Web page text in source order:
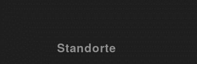
Standorte